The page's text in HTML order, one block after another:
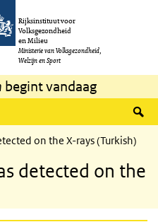
Rijksinstituut voor
Volksgezondheid
en Milieu
Ministerie van Volksgezondheid,
Welzijn en Sport
begint vandaag
on the X-rays (Turkish)
detected on the